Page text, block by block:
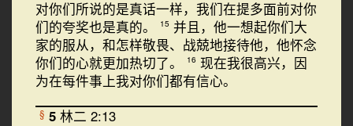
对你们所说的是真话一样，我们在提多面前对你
们的夸奖也是真的。
15 并且，他一想起你们大
家的服从，和怎样敬畏、战兢地接待他，他怀念
你们的心就更加热切了。
16 现在我很高兴，因
为在每件事上我对你们都有信心。
§ 5 林二 2:13